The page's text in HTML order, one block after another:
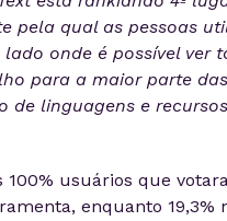
pela qual as pessoas
onde é possível ver
para a maior parte
linguagens e
usuários que
enquanto 19,3%